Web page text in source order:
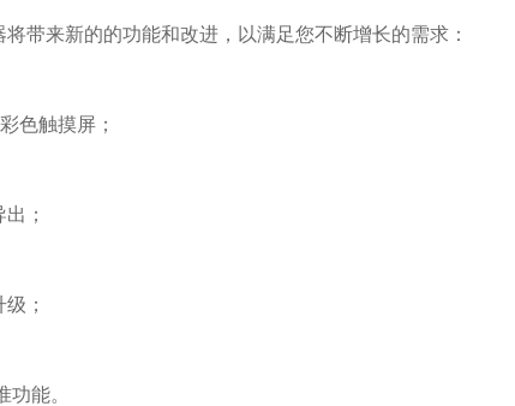
来新的的功能和改进，以满足您不断增长的需求：
色触摸屏；
；
；
能。